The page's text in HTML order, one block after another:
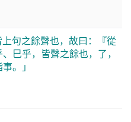
句之餘聲也，故曰：『從
巳乎，皆聲之餘也，了，
。」